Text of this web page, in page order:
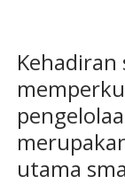
utama